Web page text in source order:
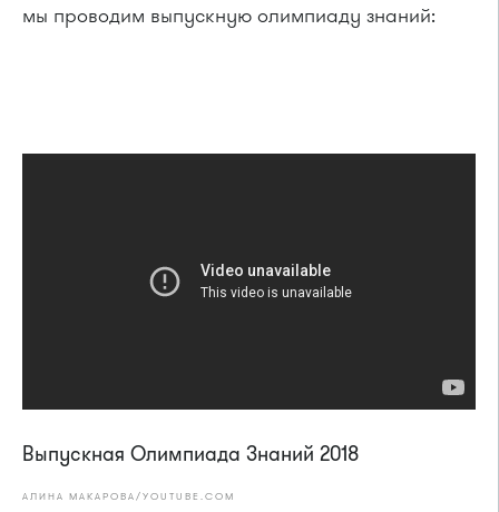
мы проводим выпускную олимпиаду знаний:
Выпускная Олимпиада Знаний 2018
АЛИНА МАКАРОВА/YOUTUBE.COM